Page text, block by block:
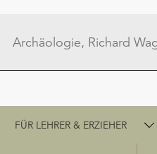
Schnellzugriff
FÜR LEHRER & ERZIEHER